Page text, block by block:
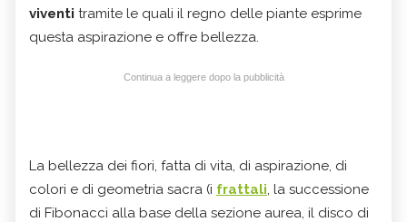
viventi tramite le quali il regno delle piante esprime
questa aspirazione e offre bellezza.
Continua a leggere dopo la pubblicità
La bellezza dei fiori, fatta di vita, di aspirazione, di
colori e di geometria sacra (i frattali, la successione
di Fibonacci alla base della sezione aurea, il disco di